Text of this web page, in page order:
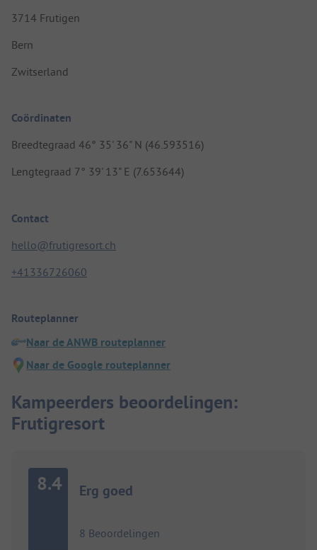
3714 Frutigen
Bern
Zwitserland
Coördinaten
Breedtegraad 46° 35' 36" N (46.593516)
Lengtegraad 7° 39' 13" E (7.653644)
Contact
hello@frutigresort.ch
+41336726060
Routeplanner
Naar de ANWB routeplanner
Naar de Google routeplanner
Kampeerders beoordelingen:
Frutigresort
8.4 Erg goed
8 Beoordelingen